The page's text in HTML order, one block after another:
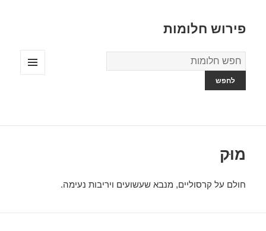
פירוש חלומות
מילון
החלומות
מוּק
חולם על קרסוליים, מנבא שעשועים ויריבות נעימה.